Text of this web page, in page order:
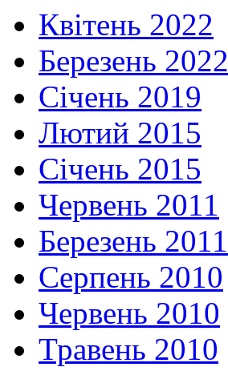
Квітень 2022
Березень 2022
Січень 2019
Лютий 2015
Січень 2015
Червень 2011
Березень 2011
Серпень 2010
Червень 2010
Травень 2010